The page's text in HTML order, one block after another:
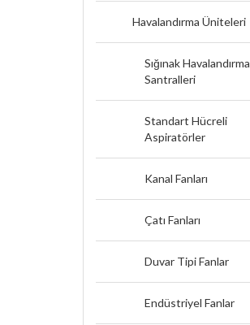
Havalandırma Üniteleri
Sığınak Havalandırma
Santralleri
Standart Hücreli
Aspiratörler
Kanal Fanları
Çatı Fanları
Duvar Tipi Fanlar
Endüstriyel Fanlar